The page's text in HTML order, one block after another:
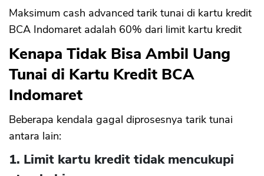
Maksimum cash advanced tarik tunai di kartu kredit
BCA Indomaret adalah 60% dari limit kartu kredit
Kenapa Tidak Bisa Ambil Uang
Tunai di Kartu Kredit BCA
Indomaret
Beberapa kendala gagal diprosesnya tarik tunai
antara lain:
1. Limit kartu kredit tidak mencukupi